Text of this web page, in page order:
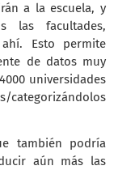
a la escuela, y
las facultades,
Esto permite
de datos muy
universidades
categorizándolos
también podría
aún más las